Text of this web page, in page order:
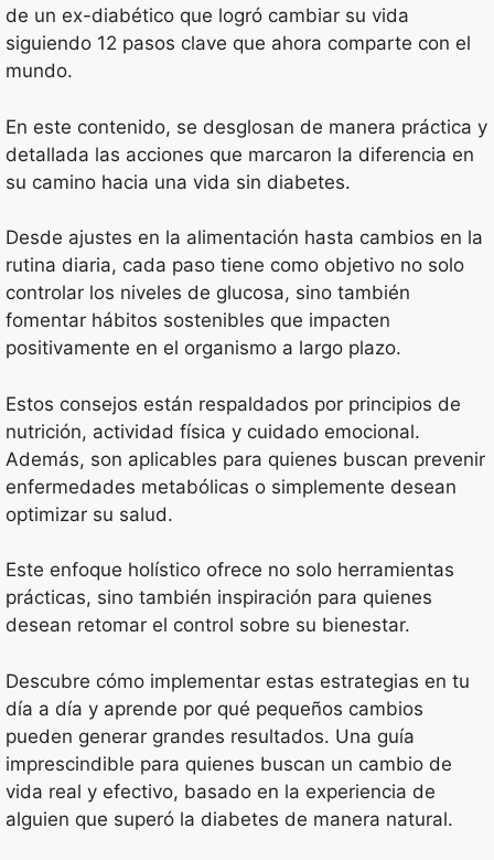
de un ex-diabético que logró cambiar su vida
siguiendo 12 pasos clave que ahora comparte con el
mundo.
En este contenido, se desglosan de manera práctica y
detallada las acciones que marcaron la diferencia en
su camino hacia una vida sin diabetes.
Desde ajustes en la alimentación hasta cambios en la
rutina diaria, cada paso tiene como objetivo no solo
controlar los niveles de glucosa, sino también
fomentar hábitos sostenibles que impacten
positivamente en el organismo a largo plazo.
Estos consejos están respaldados por principios de
nutrición, actividad física y cuidado emocional.
Además, son aplicables para quienes buscan prevenir
enfermedades metabólicas o simplemente desean
optimizar su salud.
Este enfoque holístico ofrece no solo herramientas
prácticas, sino también inspiración para quienes
desean retomar el control sobre su bienestar.
Descubre cómo implementar estas estrategias en tu
día a día y aprende por qué pequeños cambios
pueden generar grandes resultados. Una guía
imprescindible para quienes buscan un cambio de
vida real y efectivo, basado en la experiencia de
alguien que superó la diabetes de manera natural.